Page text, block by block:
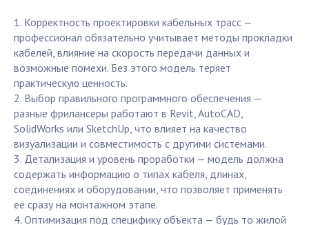
1. Корректность проектировки кабельных трасс —
профессионал обязательно учитывает методы прокладки
кабелей, влияние на скорость передачи данных и
возможные помехи. Без этого модель теряет
практическую ценность.
2. Выбор правильного программного обеспечения —
разные фрилансеры работают в Revit, AutoCAD,
SolidWorks или SketchUp, что влияет на качество
визуализации и совместимость с другими системами.
3. Детализация и уровень проработки — модель должна
содержать информацию о типах кабеля, длинах,
соединениях и оборудовании, что позволяет применять
её сразу на монтажном этапе.
4. Оптимизация под специфику объекта — будь то жилой